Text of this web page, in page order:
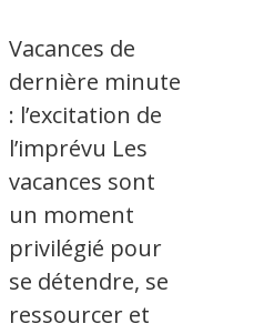
Vacances de
dernière minute
: l’excitation de
l’imprévu Les
vacances sont
un moment
privilégié pour
se détendre, se
ressourcer et